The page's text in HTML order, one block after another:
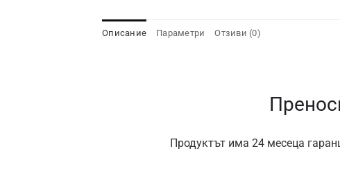
Описание Параметри Отзиви (0)
Продуктът има 24 месеца